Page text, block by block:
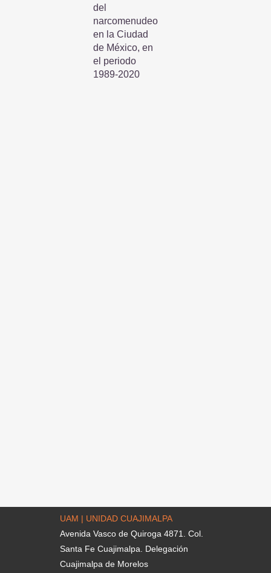
del
narcomenudeo
en la Ciudad
de México, en
el periodo
1989-2020
UAM | UNIDAD CUAJIMALPA
Avenida Vasco de Quiroga 4871. Col.
Santa Fe Cuajimalpa. Delegación
Cuajimalpa de Morelos